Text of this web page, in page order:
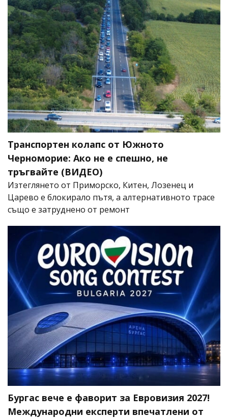
Транспортен колапс от Южното
Черноморие: Ако не е спешно, не
тръгвайте (ВИДЕО)
Изтеглянето от Приморско, Китен, Лозенец и
Царево е блокирало пътя, а алтернативното трасе
също е затруднено от ремонт
Бургас вече е фаворит за Евровизия 2027!
Международни експерти впечатлени от